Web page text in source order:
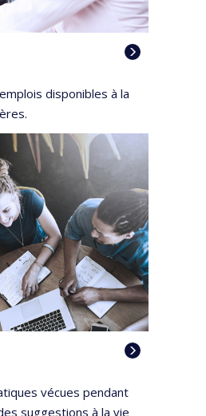
disponibles à la
vécues pendant
suggestions à la vie